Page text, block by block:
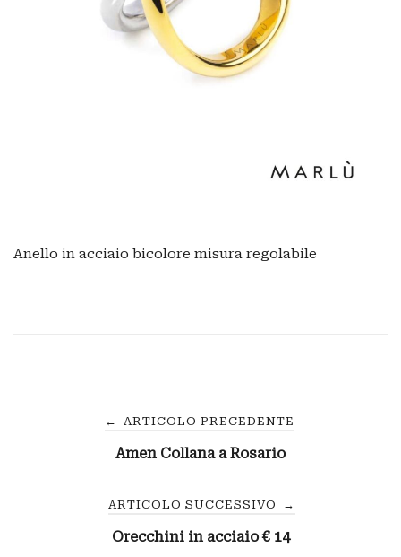
Anello in acciaio bicolore misura regolabile
Navigazione
← ARTICOLO PRECEDENTE
Amen Collana a Rosario
ARTICOLO SUCCESSIVO →
Orecchini in acciaio € 14